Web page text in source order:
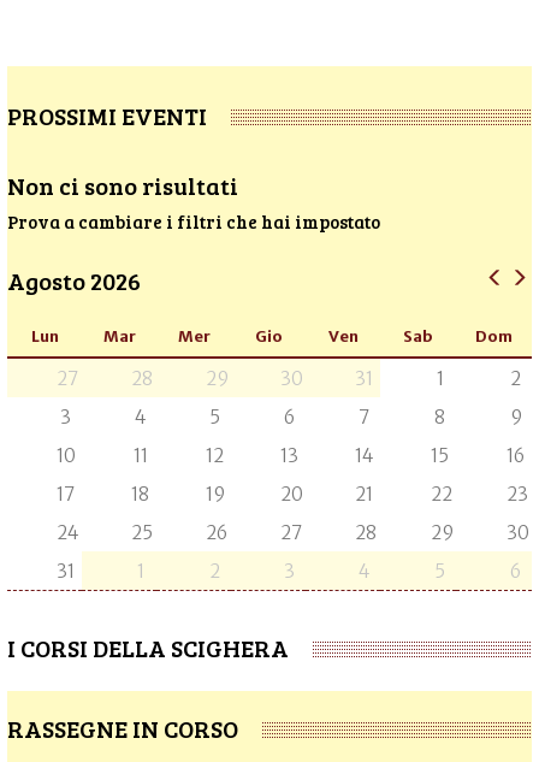
PROSSIMI EVENTI
Non ci sono risultati
Prova a cambiare i filtri che hai impostato
Agosto 2026
Lun Mar Mer Gio Ven Sab Dom
27 28 29 30 31 1
2
3
4 5 6 7 8
9
10
11 12 13 14 15
16
17
18 19 20 21 22
23
24
25 26 27 28 29
30
31
1 2 3 4 5 6
I CORSI DELLA SCIGHERA
RASSEGNE IN CORSO